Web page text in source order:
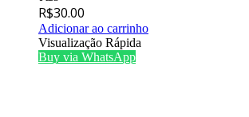
R$30.00
Adicionar ao carrinho
Visualização Rápida
Buy via WhatsApp